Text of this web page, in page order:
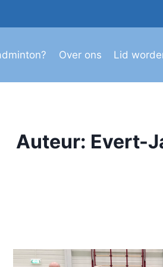
Over ons Lid
Auteur: Evert-